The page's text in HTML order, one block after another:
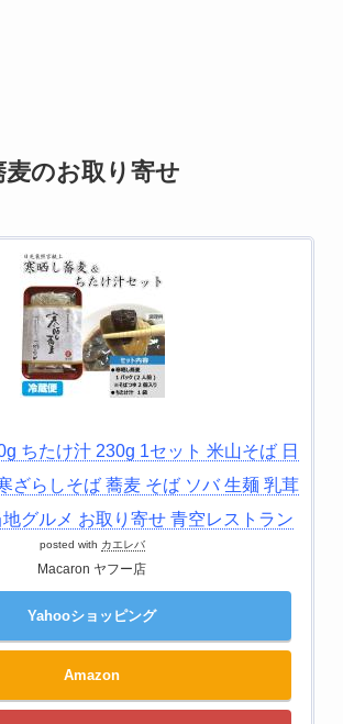
麦のお取り寄せ
ちたけ汁 230g 1セット 米山そば 日
ざらしそば 蕎麦 そば ソバ 生麺 乳茸
グルメ お取り寄せ 青空レストラン
posted with カエレバ
Macaron ヤフー店
Yahooショッピング
Amazon